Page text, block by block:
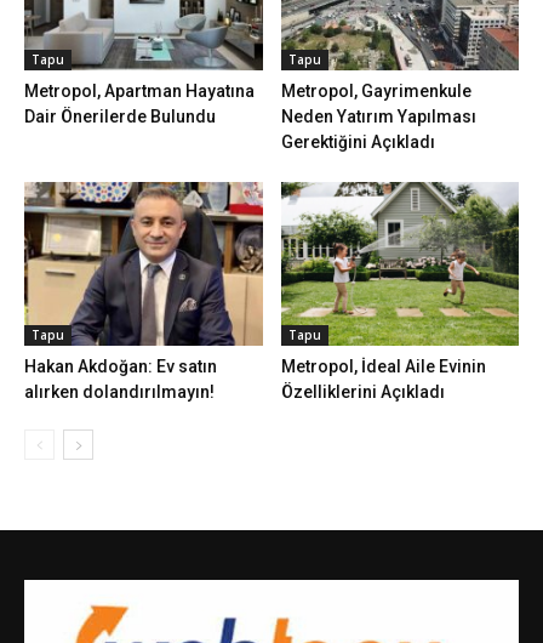
Tapu
Metropol, Apartman Hayatına
Dair Önerilerde Bulundu
Tapu
Metropol, Gayrimenkule
Neden Yatırım Yapılması
Gerektiğini Açıkladı
Tapu
Hakan Akdoğan: Ev satın
alırken dolandırılmayın!
Tapu
Metropol, İdeal Aile Evinin
Özelliklerini Açıkladı